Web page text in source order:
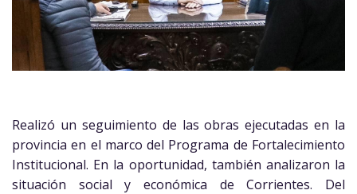
Realizó un seguimiento de las obras ejecutadas en la
provincia en el marco del Programa de Fortalecimiento
Institucional. En la oportunidad, también analizaron la
situación social y económica de Corrientes. Del